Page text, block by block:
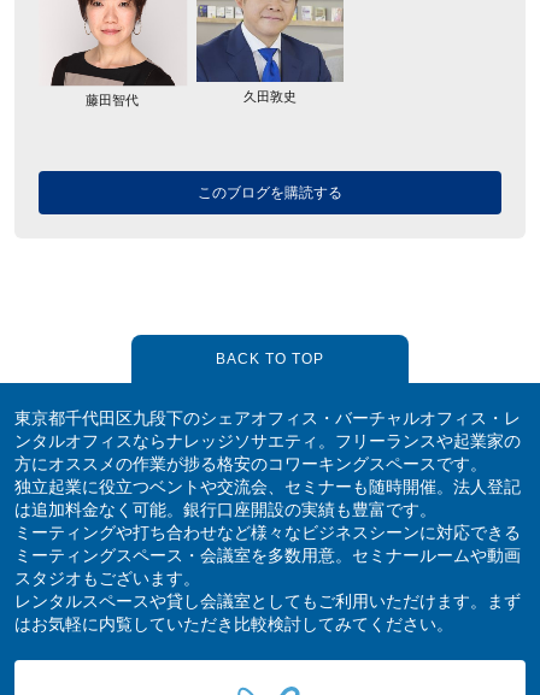
藤田智代 久田敦史
このブログを購読する
BACK TO TOP
東京都千代田区九段下のシェアオフィス・バーチャルオフィス・レ
ンタルオフィスならナレッジソサエティ。フリーランスや起業家の
方にオススメの作業が捗る格安のコワーキングスペースです。
独立起業に役立つベントや交流会、セミナーも随時開催。法人登記
は追加料金なく可能。銀行口座開設の実績も豊富です。
ミーティングや打ち合わせなど様々なビジネスシーンに対応できる
ミーティングスペース・会議室を多数用意。セミナールームや動画
スタジオもございます。
レンタルスペースや貸し会議室としてもご利用いただけます。まず
はお気軽に内覧していただき比較検討してみてください。